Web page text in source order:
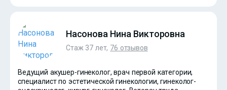
?>
Насонова Нина Викторовна
Стаж 37 лет, 76 отзывов
Ведущий акушер-гинеколог, врач первой категории,
специалист по эстетической гинекологии, гинеколог-